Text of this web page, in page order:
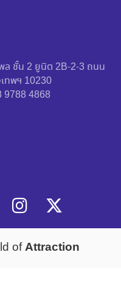
ล ชั้น 2 ยูนิต 2B-2-3 ถนน
ทพฯ 10230
9788 4868
ofAttraction